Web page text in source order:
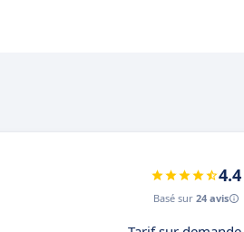
4.4
Basé sur 24 avis